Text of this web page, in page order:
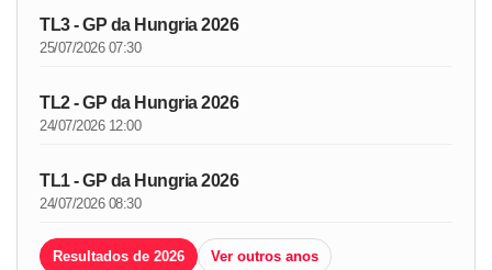
TL3 - GP da Hungria 2026
25/07/2026 07:30
TL2 - GP da Hungria 2026
24/07/2026 12:00
TL1 - GP da Hungria 2026
24/07/2026 08:30
Resultados de 2026 Ver outros anos